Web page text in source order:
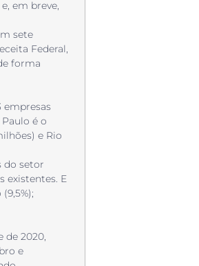
em breve,
sete
Federal,
forma
empresas
é o
e Rio
do setor
existentes. E
de 2020,
e